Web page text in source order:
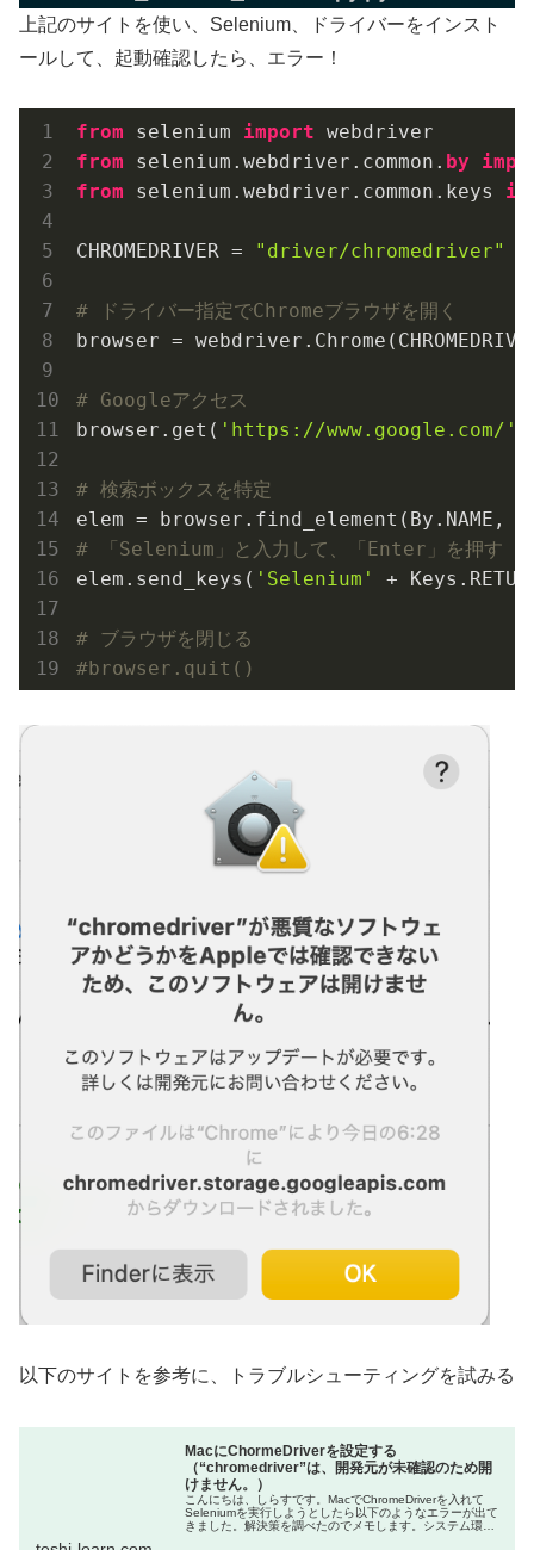
上記のサイトを使い、Selenium、ドライバーをインスト
ールして、起動確認したら、エラー！
from selenium import
from selenium.webdriver.common. by
from selenium.webdriver.common.keys
CHROMEDRIVER = "driver/chromedriver"
# ドライバー指定でChromeブラウザを開く
browser =
# Googleアクセス
browser.get( 'https://www.google.com/'
# 検索ボックスを特定
elem = browser.find_element(By.NAME,
# 「Selenium」と入力して、「Enter」を押す
elem.send_keys( 'Selenium' +
# ブラウザを閉じる
#browser.quit()
以下のサイトを参考に、トラブルシューティングを試みる
MacにChormeDriverを設定する
（“chromedriver”は、開発元が未確認のため開
けません。）
こんにちは、しらすです。MacでChromeDriverを入れて
Seleniumを実行しようとしたら以下のようなエラーが出て
きました。解決策を調べたのでメモします。システム環境